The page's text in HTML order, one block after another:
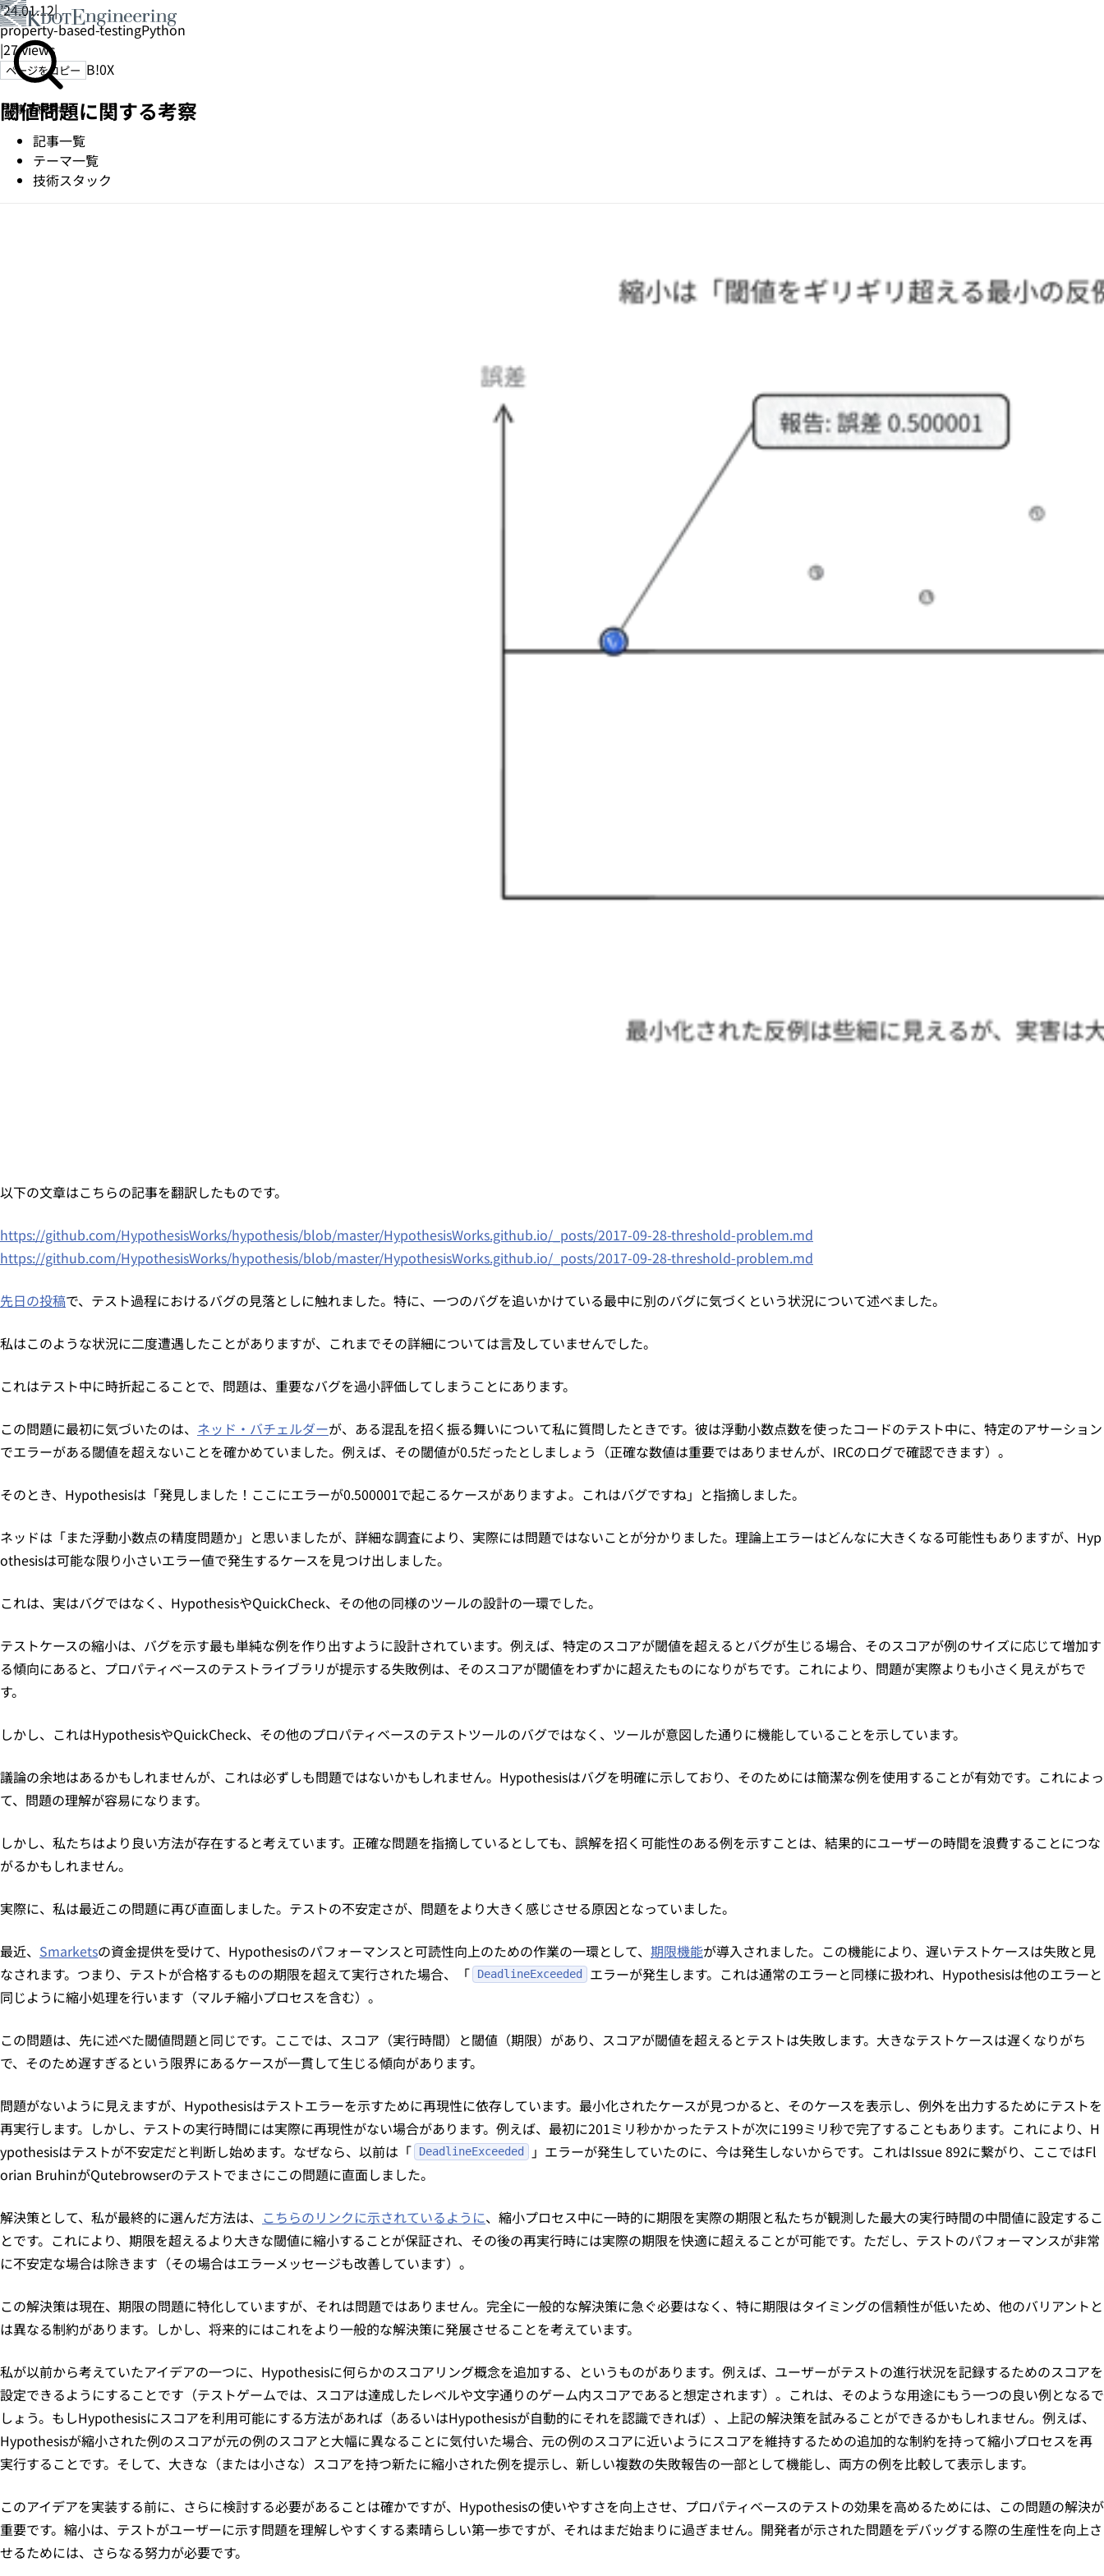
記事を検索⌘K
記事一覧
テーマ一覧
技術スタック
’24.01.12|
property-based-testingPython
|27views
ページをコピー B!0X
閾値問題に関する考察
以下の文章はこちらの記事を翻訳したものです。
https://github.com/HypothesisWorks/hypothesis/blob/master/HypothesisWorks.github.io/_posts/2017-09-28-threshold-problem.md
https://github.com/HypothesisWorks/hypothesis/blob/master/HypothesisWorks.github.io/_posts/2017-09-28-threshold-problem.md
先日の投稿で、テスト過程におけるバグの見落としに触れました。特に、一つのバグを追いかけている最中に別のバグに気づくという状況について述べました。
私はこのような状況に二度遭遇したことがありますが、これまでその詳細については言及していませんでした。
これはテスト中に時折起こることで、問題は、重要なバグを過小評価してしまうことにあります。
この問題に最初に気づいたのは、 ネッド・バチェルダーが、ある混乱を招く振る舞いについて私に質問したときです。彼は浮動小数点数を使ったコードのテスト中に、特定のアサーション
でエラーがある閾値を超えないことを確かめていました。例えば、その閾値が0.5だったとしましょう（正確な数値は重要ではありませんが、IRCのログで確認できます）。
そのとき、Hypothesisは「発見しました！ここにエラーが0.500001で起こるケースがありますよ。これはバグですね」と指摘しました。
ネッドは「また浮動小数点の精度問題か」と思いましたが、詳細な調査により、実際には問題ではないことが分かりました。理論上エラーはどんなに大きくなる可能性もありますが、Hyp
othesisは可能な限り小さいエラー値で発生するケースを見つけ出しました。
これは、実はバグではなく、HypothesisやQuickCheck、その他の同様のツールの設計の一環でした。
テストケースの縮小は、バグを示す最も単純な例を作り出すように設計されています。例えば、特定のスコアが閾値を超えるとバグが生じる場合、そのスコアが例のサイズに応じて増加す
る傾向にあると、プロパティベースのテストライブラリが提示する失敗例は、そのスコアが閾値をわずかに超えたものになりがちです。これにより、問題が実際よりも小さく見えがちで
す。
しかし、これはHypothesisやQuickCheck、その他のプロパティベースのテストツールのバグではなく、ツールが意図した通りに機能していることを示しています。
議論の余地はあるかもしれませんが、これは必ずしも問題ではないかもしれません。Hypothesisはバグを明確に示しており、そのためには簡潔な例を使用することが有効です。これによっ
て、問題の理解が容易になります。
しかし、私たちはより良い方法が存在すると考えています。正確な問題を指摘しているとしても、誤解を招く可能性のある例を示すことは、結果的にユーザーの時間を浪費することにつな
がるかもしれません。
実際に、私は最近この問題に再び直面しました。テストの不安定さが、問題をより大きく感じさせる原因となっていました。
最近、 Smarketsの資金提供を受けて、Hypothesisのパフォーマンスと可読性向上のための作業の一環として、 期限機能が導入されました。この機能により、遅いテストケースは失敗と見
なされます。つまり、テストが合格するものの期限を超えて実行された場合、「
DeadlineExceeded
エラーが発生します。これは通常のエラーと同様に扱われ、Hypothesisは他のエラーと
同じように縮小処理を行います（マルチ縮小プロセスを含む）。
この問題は、先に述べた閾値問題と同じです。ここでは、スコア（実行時間）と閾値（期限）があり、スコアが閾値を超えるとテストは失敗します。大きなテストケースは遅くなりがち
で、そのため遅すぎるという限界にあるケースが一貫して生じる傾向があります。
問題がないように見えますが、Hypothesisはテストエラーを示すために再現性に依存しています。最小化されたケースが見つかると、そのケースを表示し、例外を出力するためにテストを
再実行します。しかし、テストの実行時間には実際に再現性がない場合があります。例えば、最初に201ミリ秒かかったテストが次に199ミリ秒で完了することもあります。これにより、H
ypothesisはテストが不安定だと判断し始めます。なぜなら、以前は「
DeadlineExceeded
」エラーが発生していたのに、今は発生しないからです。これはIssue 892に繋がり、ここではFl
orian BruhinがQutebrowserのテストでまさにこの問題に直面しました。
解決策として、私が最終的に選んだ方法は、 こちらのリンクに示されているように、縮小プロセス中に一時的に期限を実際の期限と私たちが観測した最大の実行時間の中間値に設定するこ
とです。これにより、期限を超えるより大きな閾値に縮小することが保証され、その後の再実行時には実際の期限を快適に超えることが可能です。ただし、テストのパフォーマンスが非常
に不安定な場合は除きます（その場合はエラーメッセージも改善しています）。
この解決策は現在、期限の問題に特化していますが、それは問題ではありません。完全に一般的な解決策に急ぐ必要はなく、特に期限はタイミングの信頼性が低いため、他のバリアントと
は異なる制約があります。しかし、将来的にはこれをより一般的な解決策に発展させることを考えています。
私が以前から考えていたアイデアの一つに、Hypothesisに何らかのスコアリング概念を追加する、というものがあります。例えば、ユーザーがテストの進行状況を記録するためのスコアを
設定できるようにすることです（テストゲームでは、スコアは達成したレベルや文字通りのゲーム内スコアであると想定されます）。これは、そのような用途にもう一つの良い例となるで
しょう。もしHypothesisにスコアを利用可能にする方法があれば（あるいはHypothesisが自動的にそれを認識できれば）、上記の解決策を試みることができるかもしれません。例えば、
Hypothesisが縮小された例のスコアが元の例のスコアと大幅に異なることに気付いた場合、元の例のスコアに近いようにスコアを維持するための追加的な制約を持って縮小プロセスを再
実行することです。そして、大きな（または小さな）スコアを持つ新たに縮小された例を提示し、新しい複数の失敗報告の一部として機能し、両方の例を比較して表示します。
このアイデアを実装する前に、さらに検討する必要があることは確かですが、Hypothesisの使いやすさを向上させ、プロパティベースのテストの効果を高めるためには、この問題の解決が
重要です。縮小は、テストがユーザーに示す問題を理解しやすくする素晴らしい第一歩ですが、それはまだ始まりに過ぎません。開発者が示された問題をデバッグする際の生産性を向上さ
せるためには、さらなる努力が必要です。